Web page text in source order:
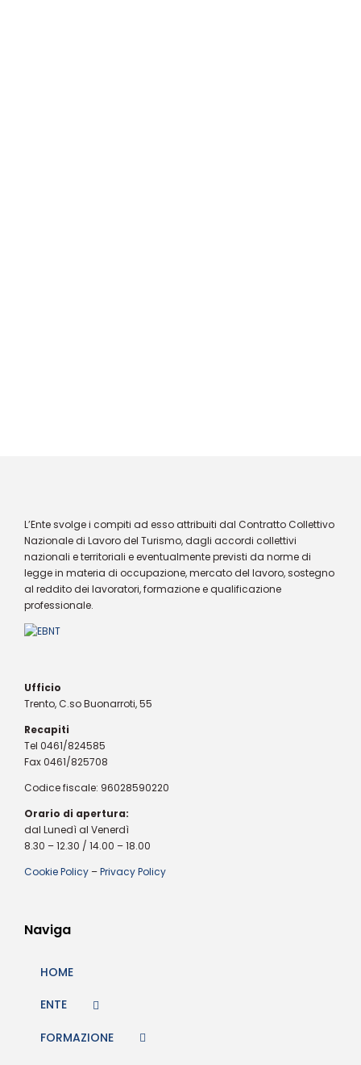
L’Ente svolge i compiti ad esso attribuiti dal Contratto Collettivo
Nazionale di Lavoro del Turismo, dagli accordi collettivi
nazionali e territoriali e eventualmente previsti da norme di
legge in materia di occupazione, mercato del lavoro, sostegno
al reddito dei lavoratori, formazione e qualificazione
professionale.
Ufficio
Trento, C.so Buonarroti, 55
Recapiti
Tel 0461/824585
Fax 0461/825708
Codice fiscale: 96028590220
Orario di apertura:
dal Lunedì al Venerdì
8.30 – 12.30 / 14.00 – 18.00
Cookie Policy –Privacy Policy
Naviga
HOME
ENTE
FORMAZIONE